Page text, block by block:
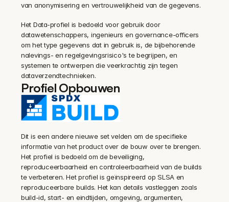
van anonymisering en vertrouwelijkheid van de gegevens.
Het Data-profiel is bedoeld voor gebruik door
datawetenschappers, ingenieurs en governance-officers
om het type gegevens dat in gebruik is, de bijbehorende
nalevings- en regelgevingsrisico's te begrijpen, en
systemen te ontwerpen die veerkrachtig zijn tegen
dataverzendtechnieken.
Profiel Opbouwen
Dit is een andere nieuwe set velden om de specifieke
informatie van het product over de bouw over te brengen.
Het profiel is bedoeld om de beveiliging,
reproduceerbaarheid en controleerbaarheid van de builds
te verbeteren. Het profiel is geïnspireerd op SLSA en
reproduceerbare builds. Het kan details vastleggen zoals
build-id, start- en eindtijden, omgeving, argumenten,